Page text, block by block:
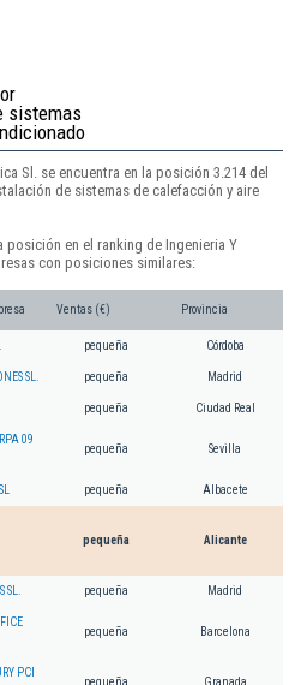
sistemas
Sl. se encuentra en la posición 3.214 del
de sistemas de calefacción y aire
en el ranking de Ingenieria Y
con posiciones similares:
Ventas (€) Provincia
pequeña Córdoba
SL. pequeña Madrid
pequeña Ciudad Real
09
pequeña Sevilla
pequeña Albacete
pequeña Alicante
pequeña Madrid
pequeña Barcelona
PCI
pequeña Granada